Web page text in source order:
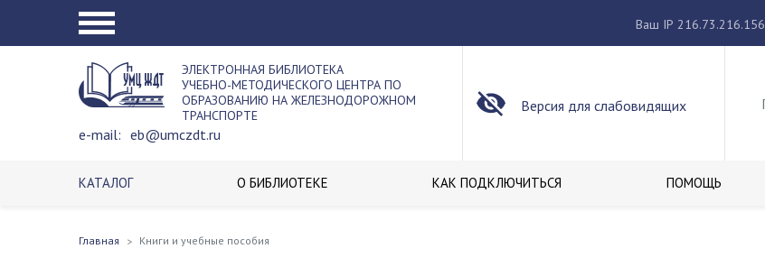
Ваш IP 216.73.216.156
ЭЛЕКТРОННАЯ БИБЛИОТЕКА
УЧЕБНО-МЕТОДИЧЕСКОГО ЦЕНТРА ПО
ОБРАЗОВАНИЮ НА ЖЕЛЕЗНОДОРОЖНОМ
ТРАНСПОРТЕ
e-mail: eb@umczdt.ru
Версия для слабовидящих
КАТАЛОГ О БИБЛИОТЕКЕ КАК ПОДКЛЮЧИТЬСЯ ПОМОЩЬ
Главная Книги и учебные пособия